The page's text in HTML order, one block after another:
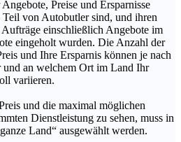
Preise und Ersparnisse
Teil von Autobutler sind, und ihren
einschließlich Angebote im
eingeholt wurden. Die Anzahl der
und Ihre Ersparnis können je nach
an welchem Ort im Land Ihr
variieren.
und die maximal möglichen
Dienstleistung zu sehen, muss in
Land“ ausgewählt werden.